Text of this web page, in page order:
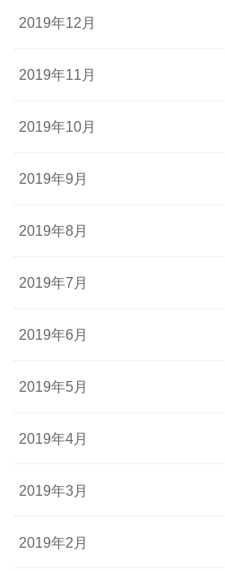
2019年12月
2019年11月
2019年10月
2019年9月
2019年8月
2019年7月
2019年6月
2019年5月
2019年4月
2019年3月
2019年2月